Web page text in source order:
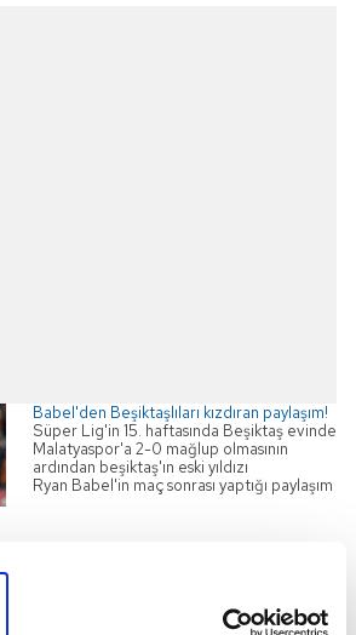
Babel'den Beşiktaşlıları kızdıran paylaşım!
Süper Lig'in 15. haftasında Beşiktaş evinde
Malatyaspor'a 2-0 mağlup olmasının
ardından beşiktaş'ın eski yıldızı
Ryan Babel'in maç sonrası yaptığı paylaşım